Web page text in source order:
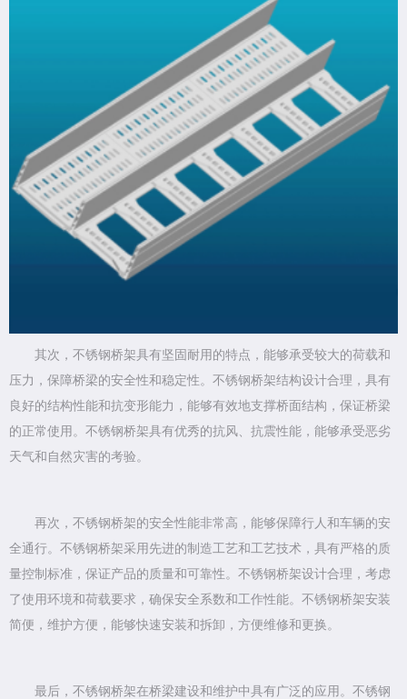
其次，不锈钢桥架具有坚固耐用的特点，能够承受较大的荷载和
压力，保障桥梁的安全性和稳定性。不锈钢桥架结构设计合理，具有
良好的结构性能和抗变形能力，能够有效地支撑桥面结构，保证桥梁
的正常使用。不锈钢桥架具有优秀的抗风、抗震性能，能够承受恶劣
天气和自然灾害的考验。
再次，不锈钢桥架的安全性能非常高，能够保障行人和车辆的安
全通行。不锈钢桥架采用先进的制造工艺和工艺技术，具有严格的质
量控制标准，保证产品的质量和可靠性。不锈钢桥架设计合理，考虑
了使用环境和荷载要求，确保安全系数和工作性能。不锈钢桥架安装
简便，维护方便，能够快速安装和拆卸，方便维修和更换。
最后，不锈钢桥架在桥梁建设和维护中具有广泛的应用。不锈钢